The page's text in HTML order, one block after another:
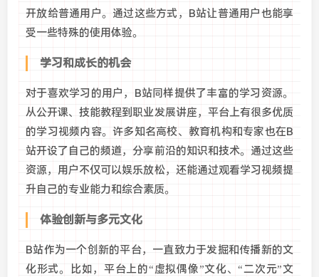
开放给普通用户。通过这些方式，B站让普通用户也能享
受一些特殊的使用体验。
学习和成长的机会
对于喜欢学习的用户，B站同样提供了丰富的学习资源。
从公开课、技能教程到职业发展讲座，平台上有很多优质
的学习视频内容。许多知名高校、教育机构和专家也在B
站开设了自己的频道，分享前沿的知识和技术。通过这些
资源，用户不仅可以娱乐放松，还能通过观看学习视频提
升自己的专业能力和综合素质。
体验创新与多元文化
B站作为一个创新的平台，一直致力于发掘和传播新的文
化形式。比如，平台上的“虚拟偶像”文化、“二次元”文